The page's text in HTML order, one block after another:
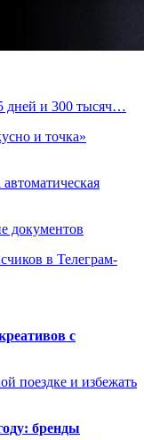
дней и 300 тысяч…
и точка»
документов
в Телеграм-
с
поездке и избежать
бренды